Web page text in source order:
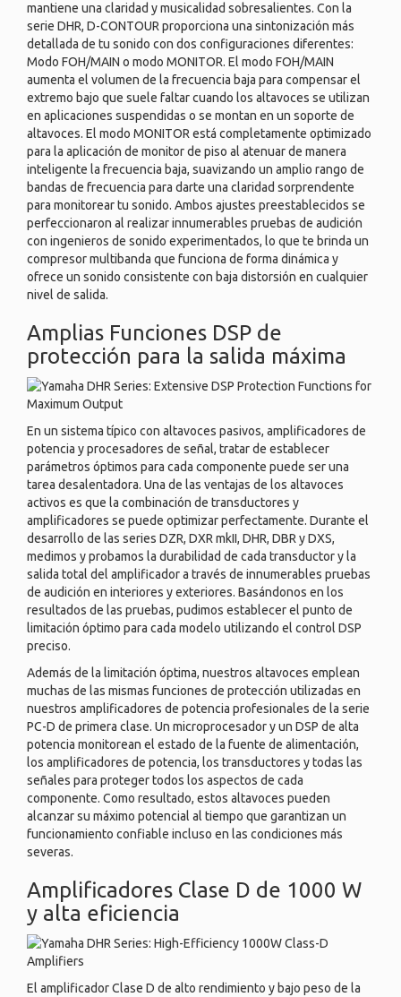
mantiene una claridad y musicalidad sobresalientes. Con la
serie DHR, D-CONTOUR proporciona una sintonización más
detallada de tu sonido con dos configuraciones diferentes:
Modo FOH/MAIN o modo MONITOR. El modo FOH/MAIN
aumenta el volumen de la frecuencia baja para compensar el
extremo bajo que suele faltar cuando los altavoces se utilizan
en aplicaciones suspendidas o se montan en un soporte de
altavoces. El modo MONITOR está completamente optimizado
para la aplicación de monitor de piso al atenuar de manera
inteligente la frecuencia baja, suavizando un amplio rango de
bandas de frecuencia para darte una claridad sorprendente
para monitorear tu sonido. Ambos ajustes preestablecidos se
perfeccionaron al realizar innumerables pruebas de audición
con ingenieros de sonido experimentados, lo que te brinda un
compresor multibanda que funciona de forma dinámica y
ofrece un sonido consistente con baja distorsión en cualquier
nivel de salida.
Amplias Funciones DSP de
protección para la salida máxima
En un sistema típico con altavoces pasivos, amplificadores de
potencia y procesadores de señal, tratar de establecer
parámetros óptimos para cada componente puede ser una
tarea desalentadora. Una de las ventajas de los altavoces
activos es que la combinación de transductores y
amplificadores se puede optimizar perfectamente. Durante el
desarrollo de las series DZR, DXR mkII, DHR, DBR y DXS,
medimos y probamos la durabilidad de cada transductor y la
salida total del amplificador a través de innumerables pruebas
de audición en interiores y exteriores. Basándonos en los
resultados de las pruebas, pudimos establecer el punto de
limitación óptimo para cada modelo utilizando el control DSP
preciso.
Además de la limitación óptima, nuestros altavoces emplean
muchas de las mismas funciones de protección utilizadas en
nuestros amplificadores de potencia profesionales de la serie
PC-D de primera clase. Un microprocesador y un DSP de alta
potencia monitorean el estado de la fuente de alimentación,
los amplificadores de potencia, los transductores y todas las
señales para proteger todos los aspectos de cada
componente. Como resultado, estos altavoces pueden
alcanzar su máximo potencial al tiempo que garantizan un
funcionamiento confiable incluso en las condiciones más
severas.
Amplificadores Clase D de 1000 W
y alta eficiencia
El amplificador Clase D de alto rendimiento y bajo peso de la